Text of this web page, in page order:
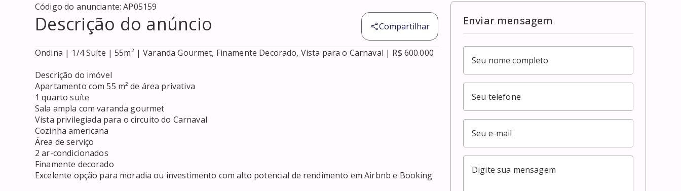
Código do anunciante:AP05159
Descrição do anúncio Compartilhar
Ondina | 1/4 Suíte | 55m² | Varanda Gourmet, Finamente Decorado, Vista para o Carnaval | R$ 600.000
Descrição do imóvel
Apartamento com 55 m² de área privativa
1 quarto suíte
Sala ampla com varanda gourmet
Vista privilegiada para o circuito do Carnaval
Cozinha americana
Área de serviço
2 ar-condicionados
Finamente decorado
Excelente opção para moradia ou investimento com alto potencial de rendimento em Airbnb e Booking
Enviar mensagem